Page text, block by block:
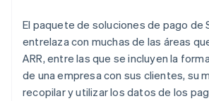
El paquete de soluciones de pago de
entrelaza con muchas de las áreas
ARR, entre las que se incluyen la
de una empresa con sus clientes, su
recopilar y utilizar los datos de los